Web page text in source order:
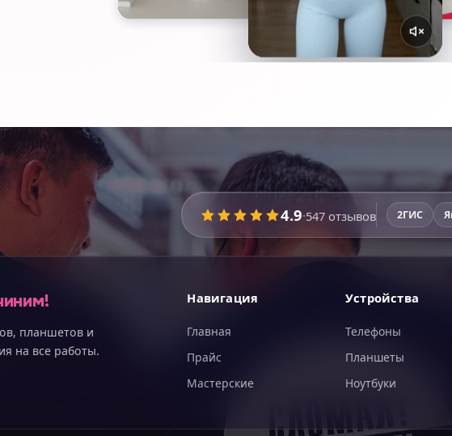
4.9·547 отзывов 2ГИС
планшетов и
на все работы.
Навигация
Главная
Прайс
Мастерские
Устройства
Телефоны
Планшеты
Ноутбуки